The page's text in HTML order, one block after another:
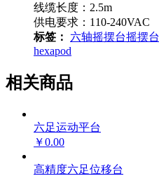
线缆长度：2.5m
供电要求：110-240VAC
标签：
六轴摇摆台摇摆台
hexapod
相关商品
六足运动平台
￥0.00
高精度六足位移台